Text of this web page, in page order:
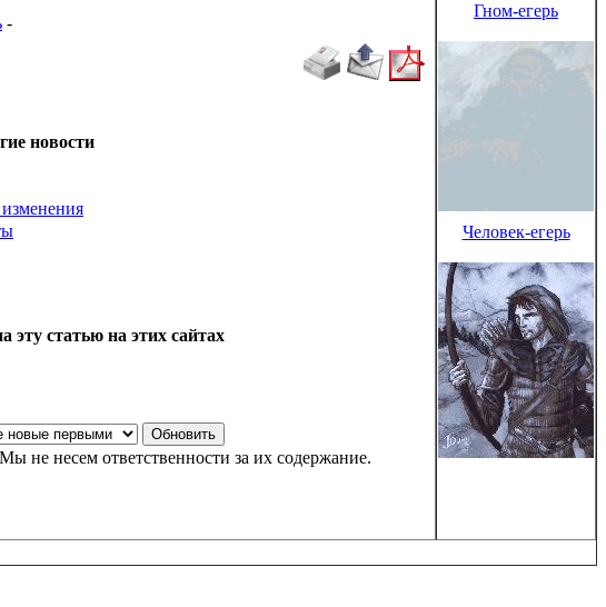
-
новости
эту статью на этих сайтах
не несем ответственности за их содержание.
Гном-егерь
Человек-егерь